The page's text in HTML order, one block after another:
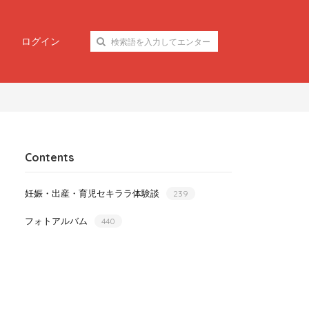
ログイン
Contents
妊娠・出産・育児セキララ体験談 239
フォトアルバム 440